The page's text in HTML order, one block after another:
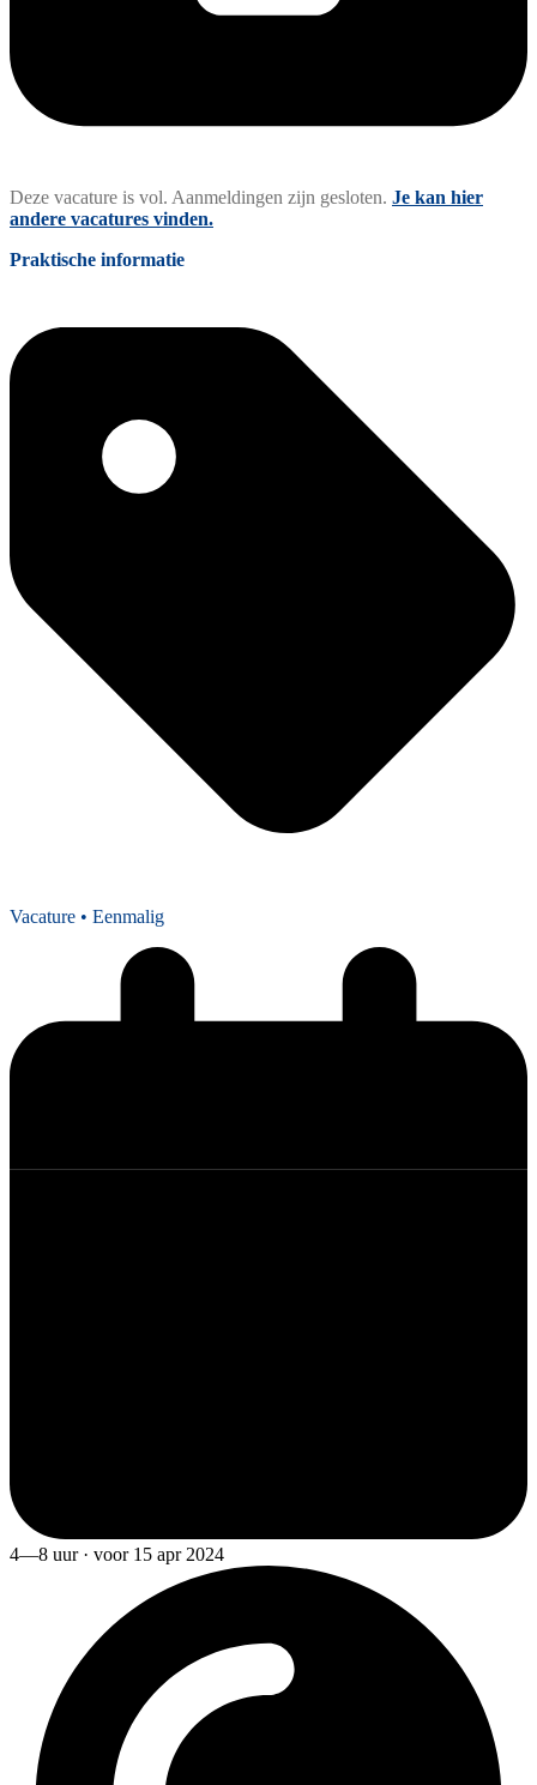
Deze vacature is vol. Aanmeldingen zijn gesloten. Je kan hier
andere vacatures vinden.
Praktische informatie
Vacature • Eenmalig
4—8 uur · voor 15 apr 2024